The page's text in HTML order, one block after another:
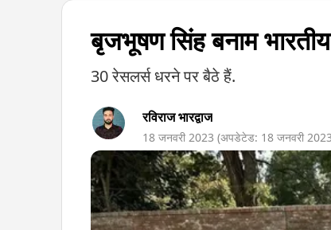
बृजभूषण सिंह बनाम
30 रेसलर्स धरने पर बैठे हैं.
रविराज भारद्वाज
18 जनवरी 2023 (अपडेटेड: 18 जनवरी 2023